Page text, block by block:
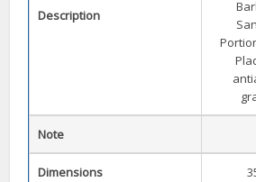
Description
Note
Dimensions